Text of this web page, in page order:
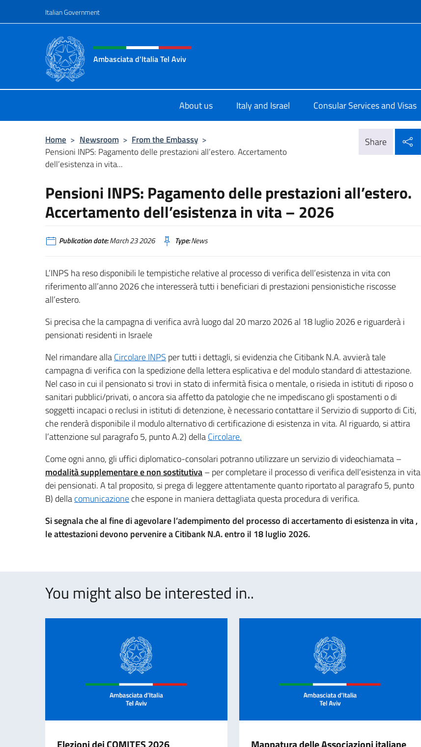
Italian Government
Header, social and menu of site
Ambasciata d'Italia Tel Aviv
About us Italy and Israel Consular Services and Visas
Home > Newsroom > From the Embassy >
Pensioni INPS: Pagamento delle prestazioni all’estero. Accertamento
dell’esistenza in vita...
Share
Pensioni INPS: Pagamento delle prestazioni all’estero.
Accertamento dell’esistenza in vita – 2026
Publication date:March 23 2026 Type:News
L’INPS ha reso disponibili le tempistiche relative al processo di verifica dell’esistenza in vita con
riferimento all’anno 2026 che interesserà tutti i beneficiari di prestazioni pensionistiche riscosse
all’estero.
Si precisa che la campagna di verifica avrà luogo dal 20 marzo 2026 al 18 luglio 2026 e riguarderà i
pensionati residenti in Israele
Nel rimandare allaCircolare INPS per tutti i dettagli, si evidenzia che Citibank N.A. avvierà tale
campagna di verifica con la spedizione della lettera esplicativa e del modulo standard di attestazione.
Nel caso in cui il pensionato si trovi in stato di infermità fisica o mentale, o risieda in istituti di riposo o
sanitari pubblici/privati, o ancora sia affetto da patologie che ne impediscano gli spostamenti o di
soggetti incapaci o reclusi in istituti di detenzione, è necessario contattare il Servizio di supporto di Citi,
che renderà disponibile il modulo alternativo di certificazione di esistenza in vita. Al riguardo, si attira
l’attenzione sul paragrafo 5, punto A.2) dellaCircolare.
Come ogni anno, gli uffici diplomatico-consolari potranno utilizzare un servizio di videochiamata –
modalità supplementare e non sostitutiva– per completare il processo di verifica dell’esistenza in vita
dei pensionati. A tal proposito, si prega di leggere attentamente quanto riportato al paragrafo 5, punto
B) dellacomunicazioneche espone in maniera dettagliata questa procedura di verifica.
Si segnala che al fine di agevolare l’adempimento del processo di accertamento di esistenza in vita ,
le attestazioni devono pervenire a Citibank N.A. entro il 18 luglio 2026.
You might also be interested in..